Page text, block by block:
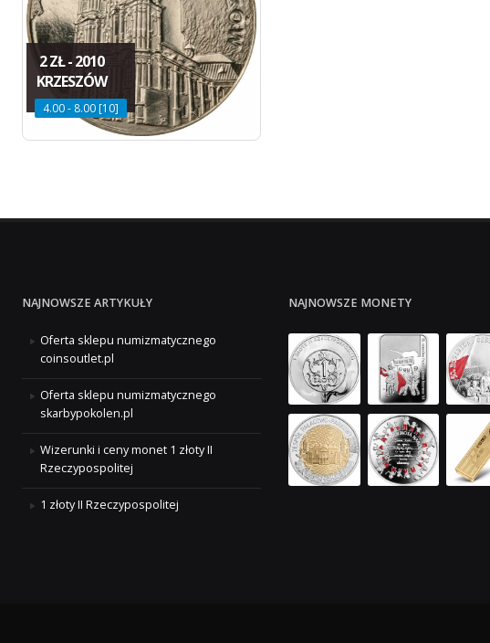
2 ZŁ - 2010
KRZESZÓW
4.00 - 8.00 [10]
NAJNOWSZE ARTYKUŁY
Oferta sklepu numizmatycznego
coinsoutlet.pl
Oferta sklepu numizmatycznego
skarbypokolen.pl
Wizerunki i ceny monet 1 złoty II
Rzeczypospolitej
1 złoty II Rzeczypospolitej
NAJNOWSZE MONETY